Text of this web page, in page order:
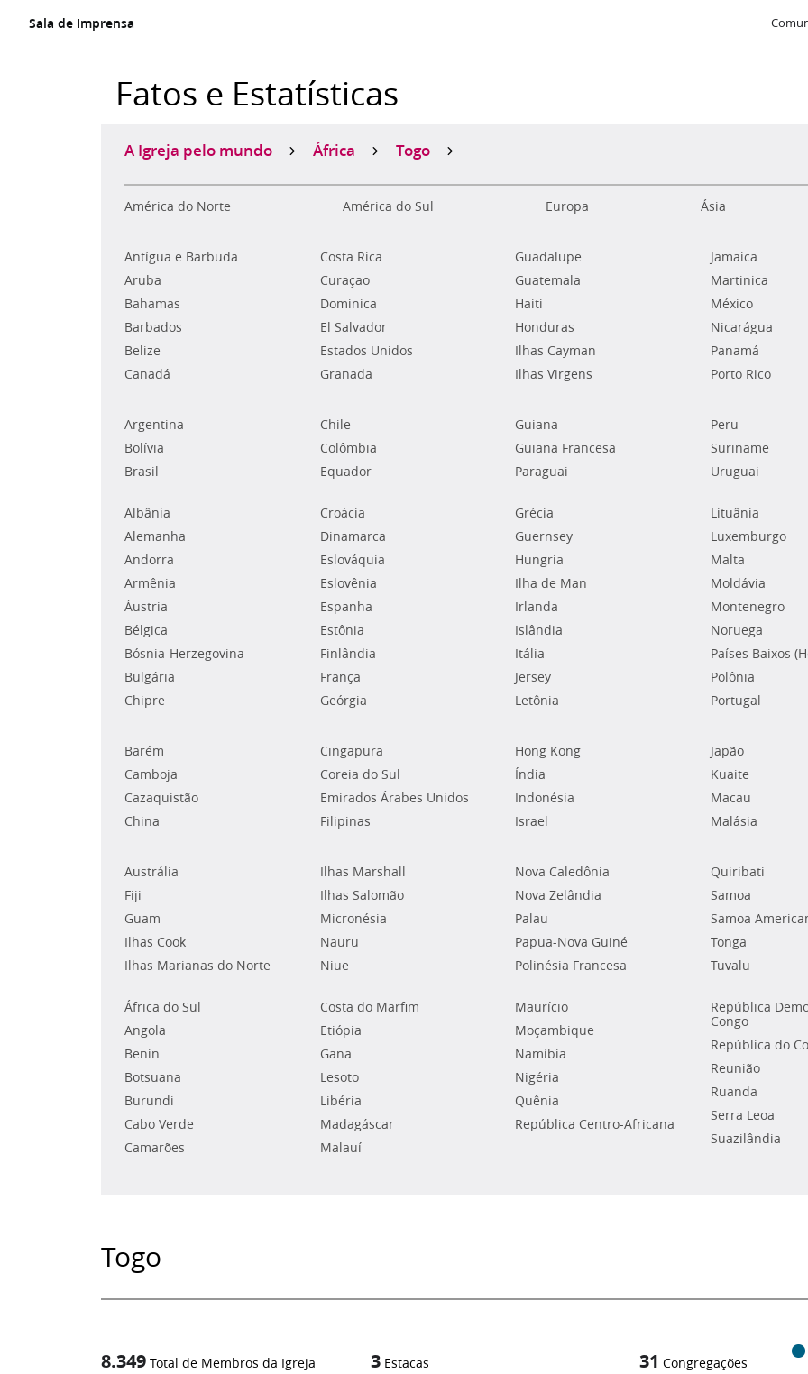
Sala de Imprensa
Fatos e Estatísticas
A Igreja pelo mundo África Togo
América do Norte América do Sul Europa Ásia
Antígua e Barbuda
Aruba
Bahamas
Barbados
Belize
Canadá
Costa Rica
Curaçao
Dominica
El Salvador
Estados Unidos
Granada
Guadalupe
Guatemala
Haiti
Honduras
Ilhas Cayman
Ilhas Virgens
Jamaica
Martinica
México
Nicarágua
Panamá
Porto Rico
Argentina
Bolívia
Brasil
Chile
Colômbia
Equador
Guiana
Guiana Francesa
Paraguai
Peru
Suriname
Uruguai
Albânia
Alemanha
Andorra
Armênia
Áustria
Bélgica
Bósnia-Herzegovina
Bulgária
Chipre
Croácia
Dinamarca
Eslováquia
Eslovênia
Espanha
Estônia
Finlândia
França
Geórgia
Grécia
Guernsey
Hungria
Ilha de Man
Irlanda
Islândia
Itália
Jersey
Letônia
Lituânia
Luxemburgo
Malta
Moldávia
Montenegro
Noruega
Países Baixos
Polônia
Portugal
Barém
Camboja
Cazaquistão
China
Cingapura
Coreia do Sul
Emirados Árabes Unidos
Filipinas
Hong Kong
Índia
Indonésia
Israel
Japão
Kuaite
Macau
Malásia
Austrália
Fiji
Guam
Ilhas Cook
Ilhas Marianas do Norte
Ilhas Marshall
Ilhas Salomão
Micronésia
Nauru
Niue
Nova Caledônia
Nova Zelândia
Palau
Papua-Nova Guiné
Polinésia Francesa
Quiribati
Samoa
Samoa
Tonga
Tuvalu
África do Sul
Angola
Benin
Botsuana
Burundi
Cabo Verde
Camarões
Costa do Marfim
Etiópia
Gana
Lesoto
Libéria
Madagáscar
Malauí
Maurício
Moçambique
Namíbia
Nigéria
Quênia
República Centro-Africana
República
Congo
República do
Reunião
Ruanda
Serra Leoa
Suazilândia
Togo
8.349 Total de Membros da Igreja 3 Estacas 31 Congregações